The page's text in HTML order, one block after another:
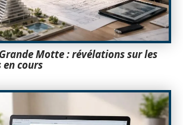
Motte : révélations sur les
cours